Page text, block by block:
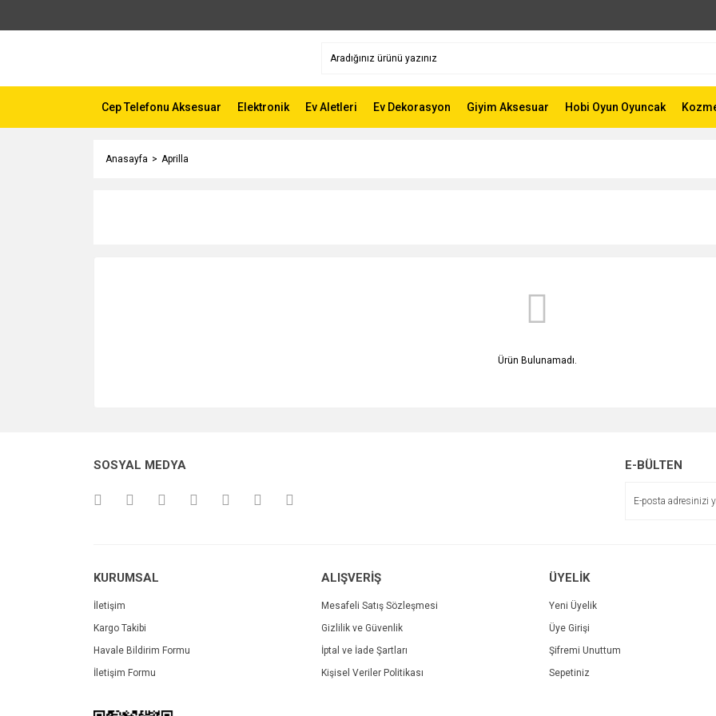
Cep Telefonu Aksesuar Elektronik Ev Aletleri Ev Dekorasyon Giyim Aksesuar Hobi Oyun Oyuncak
Anasayfa Aprilla
Ürün Bulunamadı.
SOSYAL MEDYA E-BÜLTEN
KURUMSAL
İletişim
Kargo Takibi
Havale Bildirim Formu
İletişim Formu
ALIŞVERİŞ
Mesafeli Satış Sözleşmesi
Gizlilik ve Güvenlik
İptal ve İade Şartları
Kişisel Veriler Politikası
ÜYELİK
Yeni Üyelik
Üye Girişi
Şifremi Unuttum
Sepetiniz